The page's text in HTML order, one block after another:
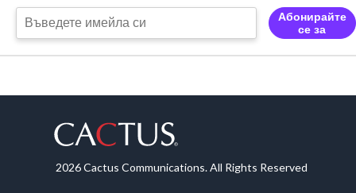
Абонирайте
се за
2026 Cactus Communications. All Rights Reserved